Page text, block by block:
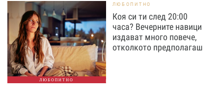
ЛЮБОПИТНО
ЛЮБОПИТНО
Коя си ти след 20:00
часа? Вечерните навици
издават много повече,
отколкото предполагаш